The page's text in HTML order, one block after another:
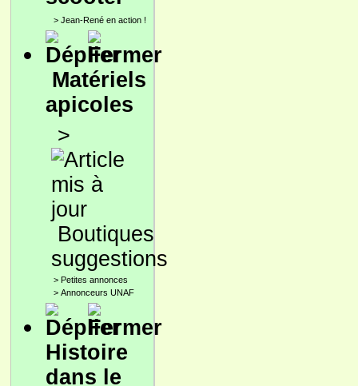
> Jean-René en action !
Matériels
apicoles
>
Boutiques
suggestions
> Petites annonces
> Annonceurs UNAF
Histoire
dans le